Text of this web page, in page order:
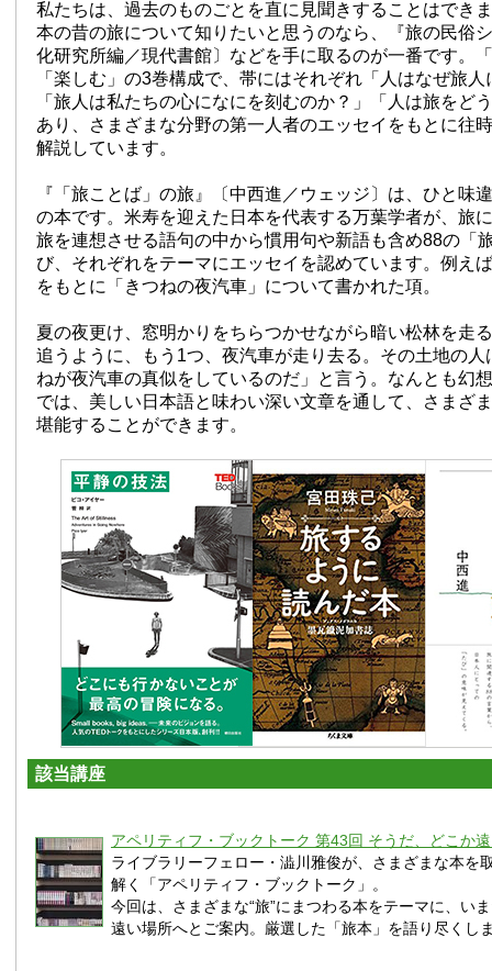
私たちは、過去のものごとを直に見聞きすることはでき
本の昔の旅について知りたいと思うのなら、『旅の民俗
化研究所編／現代書館〕などを手に取るのが一番です。
「楽しむ」の3巻構成で、帯にはそれぞれ「人はなぜ旅
「旅人は私たちの心になにを刻むのか？」「人は旅をど
あり、さまざまな分野の第一人者のエッセイをもとに往
解説しています。
『「旅ことば」の旅』〔中西進／ウェッジ〕は、ひと味
の本です。米寿を迎えた日本を代表する万葉学者が、旅
旅を連想させる語句の中から慣用句や新語も含め88の「
び、それぞれをテーマにエッセイを認めています。例え
をもとに「きつねの夜汽車」について書かれた項。
夏の夜更け、窓明かりをちらつかせながら暗い松林を走
追うように、もう1つ、夜汽車が走り去る。その土地の人
ねが夜汽車の真似をしているのだ」と言う。なんとも幻
では、美しい日本語と味わい深い文章を通して、さまざ
堪能することができます。
該当講座
アペリティフ・ブックトーク 第43回 そうだ、どこか
ライブラリーフェロー・澁川雅俊が、さまざまな本を
解く「アペリティフ・ブックトーク」。
今回は、さまざまな“旅”にまつわる本をテーマに、い
遠い場所へとご案内。厳選した「旅本」を語り尽くし